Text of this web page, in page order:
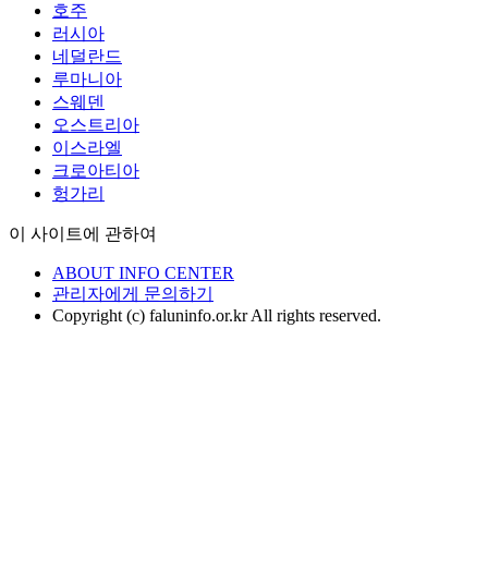
호주
러시아
네덜란드
루마니아
스웨덴
오스트리아
이스라엘
크로아티아
헝가리
이 사이트에 관하여
ABOUT INFO CENTER
관리자에게 문의하기
Copyright (c) faluninfo.or.kr All rights reserved.